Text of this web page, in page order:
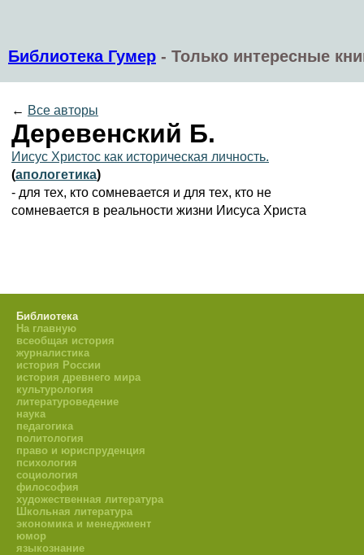
Библиотека Гумер - Только интересные
← Все авторы
Деревенский Б.
Иисус Христос как историческая личность.
(апологетика)
- для тех, кто сомневается и для тех, кто не
сомневается в реальности жизни Иисуса Христа
Библиотека
На главную
всеобщая история
журналистика
история России
история древнего мира
культурология
литературоведение
наука
педагогика
политология
право и юриспруденция
психология
социология
философия
художественная литература
Школьная литература
экономика и менеджмент
юмор
языкознание